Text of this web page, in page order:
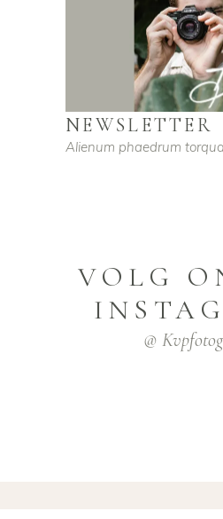
NEWSLETTER
Alienum phaedrum
VOLG
@